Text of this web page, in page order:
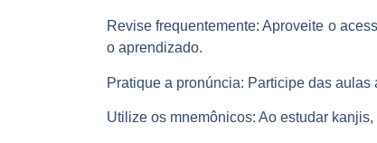
Revise frequentemente: Aproveite o
o aprendizado.
Pratique a pronúncia: Participe das aulas
Utilize os mnemônicos: Ao estudar